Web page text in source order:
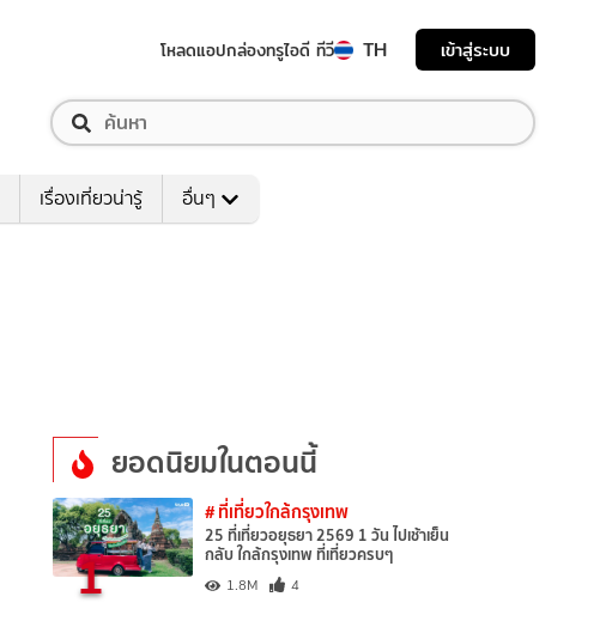
โหลดแอปกล่องทรูไอดี ทีวี TH เข้าสู่ระบบ
เรื่องเที่ยวน่ารู้ อื่นๆ
ยอดนิยมในตอนนี้
1
# ที่เที่ยวใกล้กรุงเทพ
25 ที่เที่ยวอยุธยา 2569 1 วัน ไปเช้าเย็น
กลับ ใกล้กรุงเทพ ที่เที่ยวครบๆ
1.8M 4